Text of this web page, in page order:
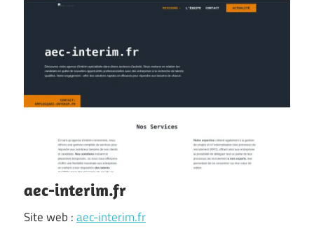
aec-interim.fr
Site web :aec-interim.fr